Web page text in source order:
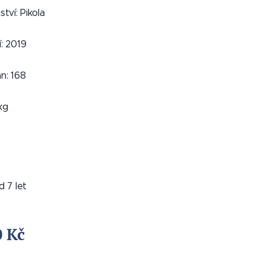
Pikola
2019
168
7 let
Kč